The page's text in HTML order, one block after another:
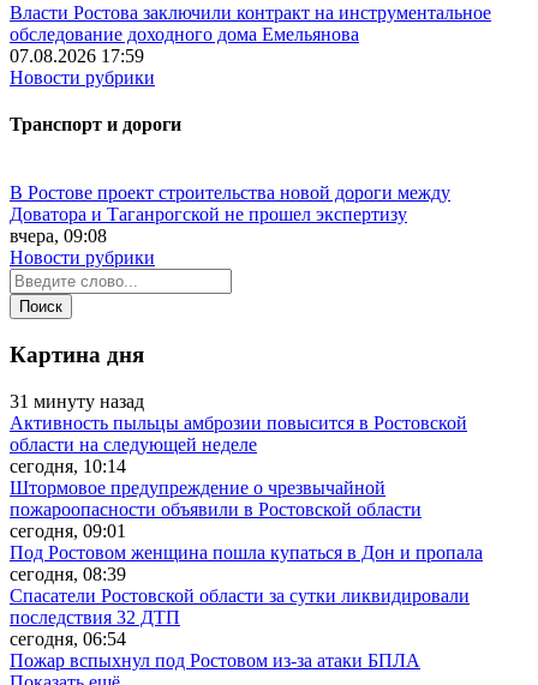
Власти Ростова заключили контракт на инструментальное
обследование доходного дома Емельянова
07.08.2026 17:59
Новости рубрики
Транспорт и дороги
В Ростове проект строительства новой дороги между
Доватора и Таганрогской не прошел экспертизу
вчера, 09:08
Новости рубрики
Картина дня
31 минуту назад
Активность пыльцы амброзии повысится в Ростовской
области на следующей неделе
сегодня, 10:14
Штормовое предупреждение о чрезвычайной
пожароопасности объявили в Ростовской области
сегодня, 09:01
Под Ростовом женщина пошла купаться в Дон и пропала
сегодня, 08:39
Спасатели Ростовской области за сутки ликвидировали
последствия 32 ДТП
сегодня, 06:54
Пожар вспыхнул под Ростовом из-за атаки БПЛА